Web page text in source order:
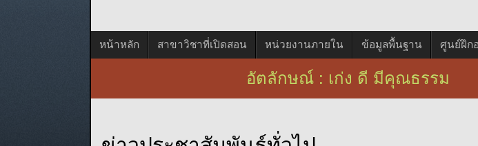
หน้าหลัก สาขาวิชาที่เปิดสอน หน่วยงานภายใน ข้อมูลพื้นฐาน ศูนย์ฝึก
อัตลักษณ์ : เก่ง ดี มีคุณธร